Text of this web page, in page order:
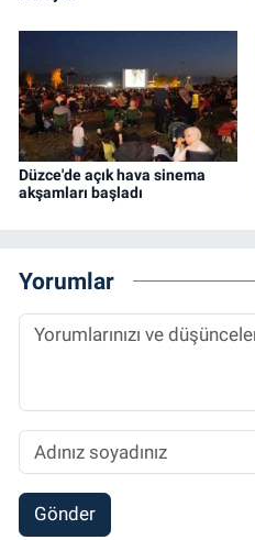
Düzce'de açık hava sinema
akşamları başladı
Yorumlar
Gönder